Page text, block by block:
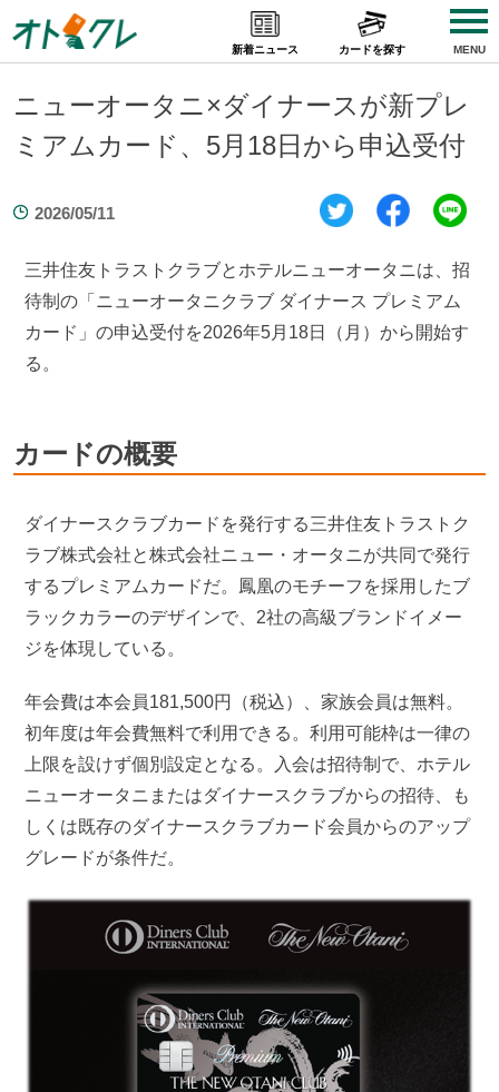
to
content
新着ニュース カードを探す MENU
ニューオータニ×ダイナースが新プレ
ミアムカード、5月18日から申込受付
2026/05/11
三井住友トラストクラブとホテルニューオータニは、招
待制の「ニューオータニクラブ ダイナース プレミアム
カード」の申込受付を2026年5月18日（月）から開始す
る。
カードの概要
ダイナースクラブカードを発行する三井住友トラストク
ラブ株式会社と株式会社ニュー・オータニが共同で発行
するプレミアムカードだ。鳳凰のモチーフを採用したブ
ラックカラーのデザインで、2社の高級ブランドイメー
ジを体現している。
年会費は本会員181,500円（税込）、家族会員は無料。
初年度は年会費無料で利用できる。利用可能枠は一律の
上限を設けず個別設定となる。入会は招待制で、ホテル
ニューオータニまたはダイナースクラブからの招待、も
しくは既存のダイナースクラブカード会員からのアップ
グレードが条件だ。